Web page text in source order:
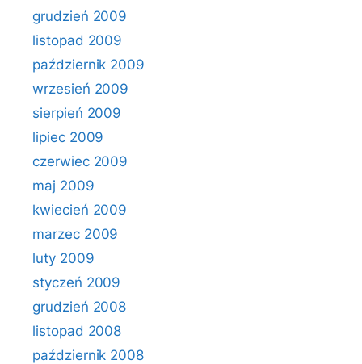
grudzień 2009
listopad 2009
październik 2009
wrzesień 2009
sierpień 2009
lipiec 2009
czerwiec 2009
maj 2009
kwiecień 2009
marzec 2009
luty 2009
styczeń 2009
grudzień 2008
listopad 2008
październik 2008